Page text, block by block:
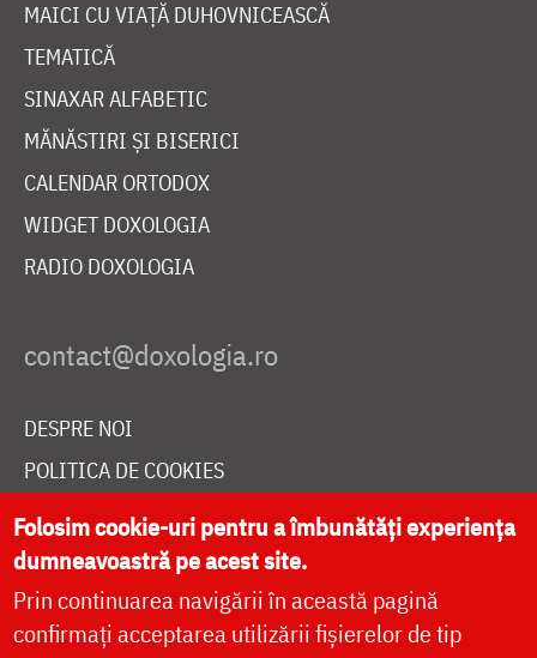
MAICI CU VIAȚĂ DUHOVNICEASCĂ
TEMATICĂ
SINAXAR ALFABETIC
MĂNĂSTIRI ȘI BISERICI
CALENDAR ORTODOX
WIDGET DOXOLOGIA
RADIO DOXOLOGIA
DESPRE NOI
POLITICA DE COOKIES
DONEAZĂ ONLINE PENTRU CATEDRALA NAȚIONALĂ
LIVE
Folosim cookie-uri pentru a îmbunătăți experiența
dumneavoastră pe acest site.
Prin continuarea navigării în această pagină
confirmați acceptarea utilizării fișierelor de tip